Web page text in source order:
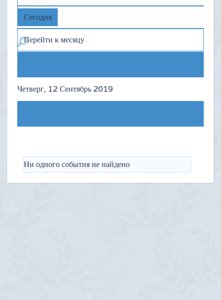
Сегодня
Перейти к месяцу
Четверг, 12 Сентябрь 2019
Ни одного события не найдено